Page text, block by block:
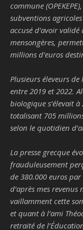
commune
subventions agricoles
accusé d’avoir
mensongères,
millions d’euros
Plusieurs éleveurs de
entre 2019 et 2022.
biologique s’élevait
totalisant 705 millions
selon le quotidien
La presse grecque
frauduleusement
de 380.000 euros
d’après mes revenus
vaillamment cette
et quant à l’ami
retraité de